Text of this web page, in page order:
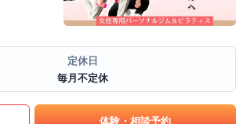
定休日
毎月不定休
体験・相談予約